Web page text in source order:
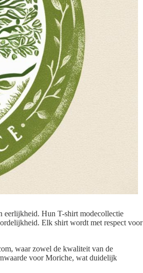
eerlijkheid. Hun T-shirt modecollectie
Elk shirt wordt met respect voor
waar zowel de kwaliteit van de
voor Moriche, wat duidelijk